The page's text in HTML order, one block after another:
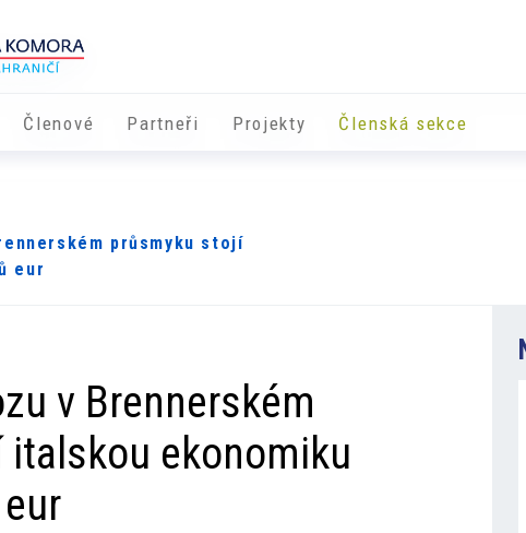
Členové Partneři ​​Projekty Členská sekce
průsmyku stojí
eur
v Brennerském
ekonomiku